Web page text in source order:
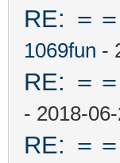
RE: ＝
1069fun -
RE: ＝
- 2018-
RE: ＝